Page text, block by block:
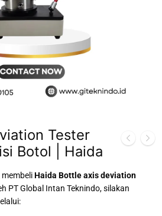
Tester
Botol | Haida
Haida Bottle axis deviation
PT Global Intan Teknindo, silakan